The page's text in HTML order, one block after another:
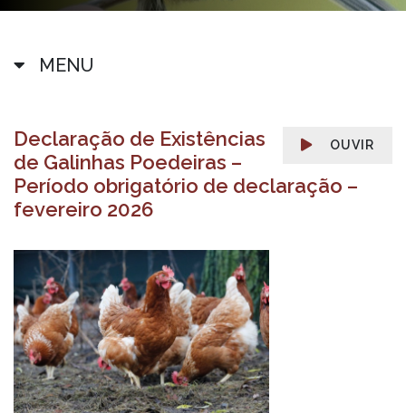
MENU
OUVIR
Declaração de Existências
de Galinhas Poedeiras –
Período obrigatório de declaração –
fevereiro 2026